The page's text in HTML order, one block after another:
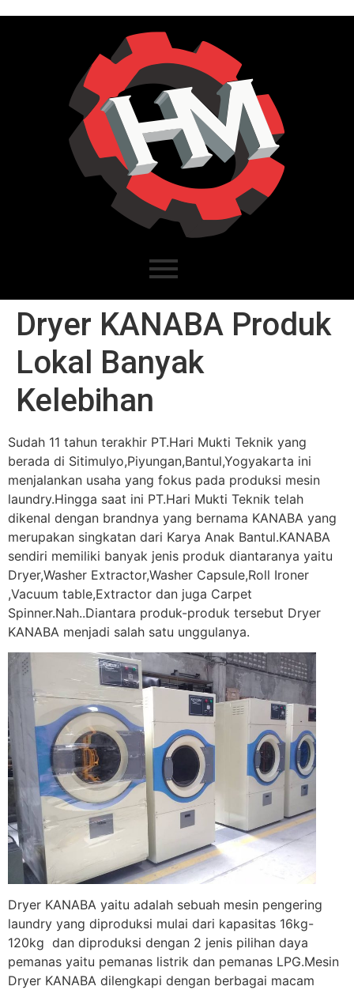
Dryer KANABA Produk
Lokal Banyak
Kelebihan
Sudah 11 tahun terakhir PT.Hari Mukti Teknik yang
berada di Sitimulyo,Piyungan,Bantul,Yogyakarta ini
menjalankan usaha yang fokus pada produksi mesin
laundry.Hingga saat ini PT.Hari Mukti Teknik telah
dikenal dengan brandnya yang bernama KANABA yang
merupakan singkatan dari Karya Anak Bantul.KANABA
sendiri memiliki banyak jenis produk diantaranya yaitu
Dryer,Washer Extractor,Washer Capsule,Roll Ironer
,Vacuum table,Extractor dan juga Carpet
Spinner.Nah..Diantara produk-produk tersebut Dryer
KANABA menjadi salah satu unggulanya.
Dryer KANABA yaitu adalah sebuah mesin pengering
laundry yang diproduksi mulai dari kapasitas 16kg-
120kg dan diproduksi dengan 2 jenis pilihan daya
pemanas yaitu pemanas listrik dan pemanas LPG.Mesin
Dryer KANABA dilengkapi dengan berbagai macam